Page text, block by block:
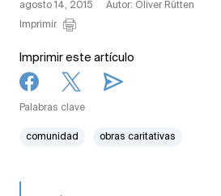
agosto 14, 2015
Autor: Oliver Rütten
Imprimir
Imprimir este artículo
Palabras clave
comunidad obras caritativas